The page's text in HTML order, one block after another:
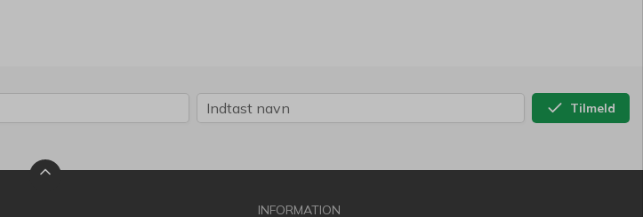
Tilmeld
INFORMATION